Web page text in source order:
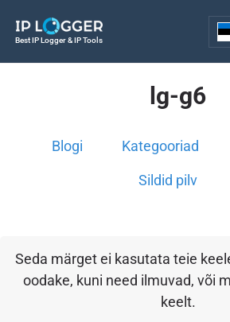
Best IP Logger & IP Tools
lg-g6
Blogi Kategooriad
Sildid pilv